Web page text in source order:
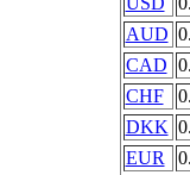
AUD
CAD
CHF
DKK
EUR